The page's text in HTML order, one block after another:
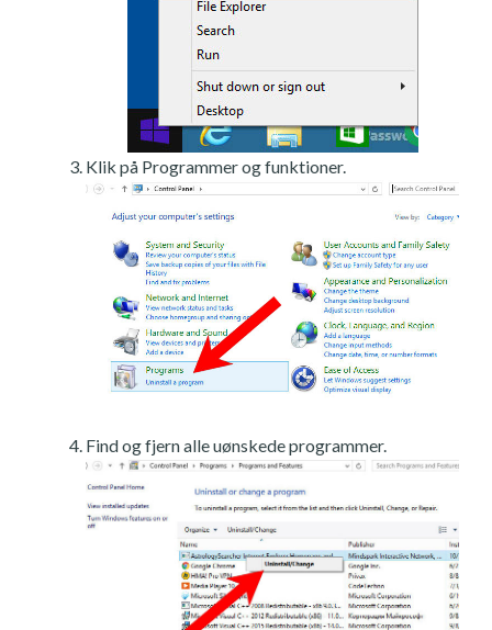
Klik på Programmer og funktioner.
Find og fjern alle uønskede programmer.